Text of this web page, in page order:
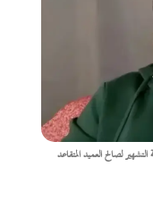
لصالح العميد المتقاعد